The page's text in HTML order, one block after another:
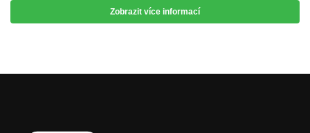
Zobrazit více informací